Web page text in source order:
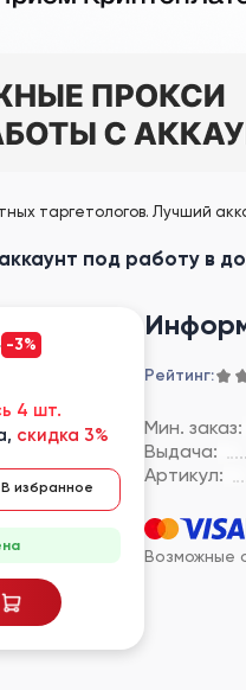
таргетологов. Лучший
под работу в
Рейтинг:
Мин. заказ:
Выдача:
Артикул:
Возможные
-3%
4 шт.
скидка 3%
В избранное